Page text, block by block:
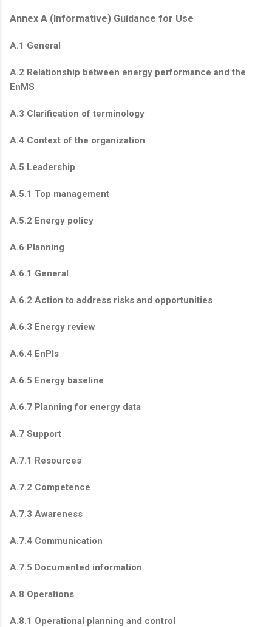
Annex A (Informative) Guidance for Use
A.1 General
A.2 Relationship between energy performance and the
EnMS
A.3 Clarification of terminology
A.4 Context of the organization
A.5 Leadership
A.5.1 Top management
A.5.2 Energy policy
A.6 Planning
A.6.1 General
A.6.2 Action to address risks and opportunities
A.6.3 Energy review
A.6.4 EnPIs
A.6.5 Energy baseline
A.6.7 Planning for energy data
A.7 Support
A.7.1 Resources
A.7.2 Competence
A.7.3 Awareness
A.7.4 Communication
A.7.5 Documented information
A.8 Operations
A.8.1 Operational planning and control